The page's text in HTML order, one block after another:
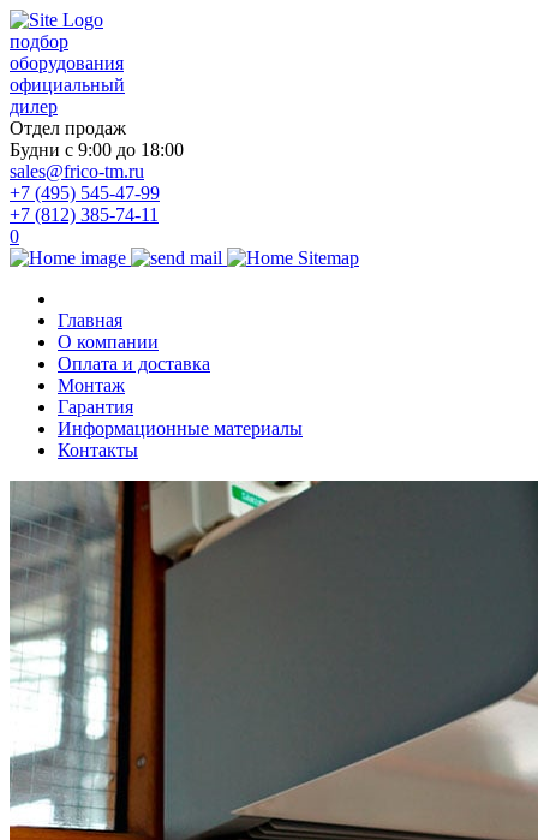
подбор
оборудования
официальный
дилер
Отдел продаж
Будни с 9:00 до 18:00
sales@frico-tm.ru
+7 (495) 545-47-99
+7 (812) 385-74-11
0
Главная
О компании
Оплата и доставка
Монтаж
Гарантия
Информационные материалы
Контакты